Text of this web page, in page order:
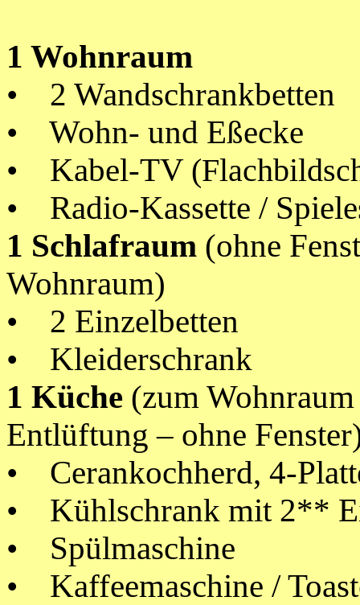
1 Wohnraum
• 2 Wandschrankbetten
• Wohn- und Eßecke
• Kabel-TV
• Radio-Kassette /
1 Schlafraum (ohne
Wohnraum)
• 2 Einzelbetten
• Kleiderschrank
1 Küche (zum
Entlüftung – ohne
• Cerankochherd, 4-
• Kühlschrank mit 2**
• Spülmaschine
• Kaffeemaschine /